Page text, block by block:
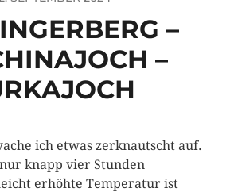
–
–
ich etwas zerknautscht auf.
knapp vier Stunden
erhöhte Temperatur ist